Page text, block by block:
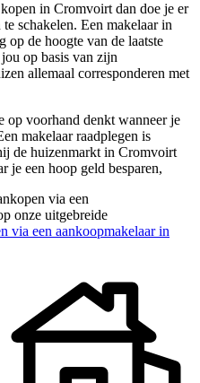
in Cromvoirt dan doe je er
schakelen. Een makelaar in
de hoogte van de laatste
op basis van zijn
allemaal corresponderen met
voorhand denkt wanneer je
makelaar raadplegen is
de huizenmarkt in Cromvoirt
je een hoop geld besparen,
via een
onze uitgebreide
via een aankoopmakelaar in